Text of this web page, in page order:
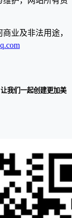
业及非法用途，
我们一起创建更加美